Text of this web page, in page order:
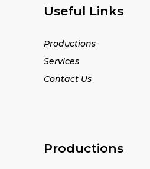
Useful Links
Productions
Services
Contact Us
Productions